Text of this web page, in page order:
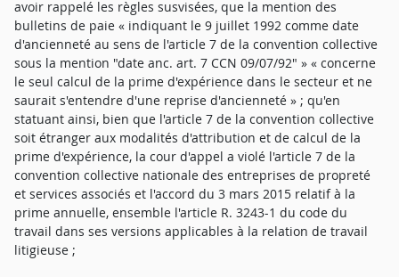
avoir rappelé les règles susvisées, que la mention des
bulletins de paie « indiquant le 9 juillet 1992 comme date
d'ancienneté au sens de l'article 7 de la convention collective
sous la mention "date anc. art. 7 CCN 09/07/92" » « concerne
le seul calcul de la prime d'expérience dans le secteur et ne
saurait s'entendre d'une reprise d'ancienneté » ; qu'en
statuant ainsi, bien que l'article 7 de la convention collective
soit étranger aux modalités d'attribution et de calcul de la
prime d'expérience, la cour d'appel a violé l'article 7 de la
convention collective nationale des entreprises de propreté
et services associés et l'accord du 3 mars 2015 relatif à la
prime annuelle, ensemble l'article R. 3243-1 du code du
travail dans ses versions applicables à la relation de travail
litigieuse ;